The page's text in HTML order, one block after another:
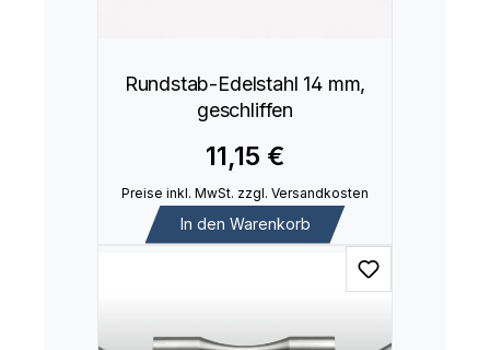
Rundstab-Edelstahl 14 mm,
geschliffen
11,15 €
Preise inkl. MwSt. zzgl. Versandkosten
In den Warenkorb